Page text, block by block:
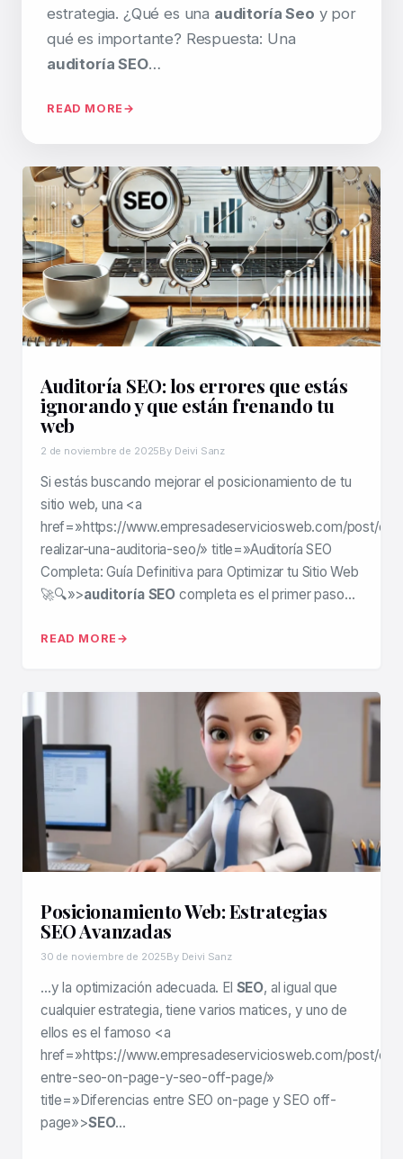
estrategia. ¿Qué es una auditoría Seo y por
qué es importante? Respuesta: Una
auditoría SEO…
READ MORE
Auditoría SEO: los errores que estás
ignorando y que están frenando tu
web
2 de noviembre de 2025By Deivi Sanz
Si estás buscando mejorar el posicionamiento de tu
sitio web, una <a
href=»https://www.empresadeserviciosweb.com/post/
realizar-una-auditoria-seo/» title=»Auditoría SEO
Completa: Guía Definitiva para Optimizar tu Sitio Web
🚀🔍»>auditoría SEO completa es el primer paso…
READ MORE
Posicionamiento Web: Estrategias
SEO Avanzadas
30 de noviembre de 2025By Deivi Sanz
…y la optimización adecuada. El SEO, al igual que
cualquier estrategia, tiene varios matices, y uno de
ellos es el famoso <a
href=»https://www.empresadeserviciosweb.com/post/
entre-seo-on-page-y-seo-off-page/»
title=»Diferencias entre SEO on-page y SEO off-
page»>SEO…